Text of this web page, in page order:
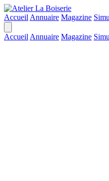
Accueil Annuaire Magazine
Accueil Annuaire Magazine